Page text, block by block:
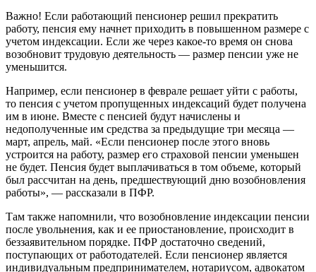
Важно! Если работающий пенсионер решил прекратить
работу, пенсия ему начнет приходить в повышенном размере с
учетом индексации. Если же через какое-то время он снова
возобновит трудовую деятельность — размер пенсии уже не
уменьшится.
Например, если пенсионер в феврале решает уйти с работы,
то пенсия с учетом пропущенных индексаций будет получена
им в июне. Вместе с пенсией будут начислены и
недополученные им средства за предыдущие три месяца —
март, апрель, май. «Если пенсионер после этого вновь
устроится на работу, размер его страховой пенсии уменьшен
не будет. Пенсия будет выплачиваться в том объеме, который
был рассчитан на день, предшествующий дню возобновления
работы», — рассказали в ПФР.
Там также напомнили, что возобновление индексации пенсии
после увольнения, как и ее приостановление, происходит в
беззаявительном порядке. ПФР достаточно сведений,
поступающих от работодателей. Если пенсионер является
индивидуальным предпринимателем, нотариусом, адвокатом